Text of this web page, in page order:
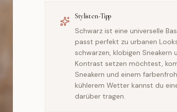
Stylisten-Tipp
Schwarz ist eine universelle
passt perfekt zu urbanen
schwarzen, klobigen Sneakern
Kontrast setzen möchtest,
Sneakern und einem
kühlerem Wetter kannst du
darüber tragen.